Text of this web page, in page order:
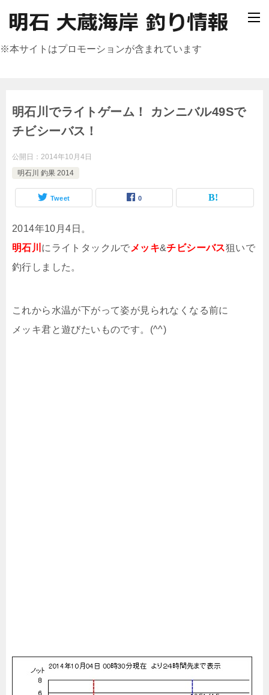
※本サイトはプロモーションが含まれています
明石川でライトゲーム！ カンニバル49Sで
チビシーバス！
公開日： 2014年10月4日
明石川 釣果 2014
Tweet 0
2014年10月4日。
明石川 にライトタックルで メッキ&チビシーバス狙いで
釣行しました。
これから水温が下がって姿が見られなくなる前に
メッキ君と遊びたいものです。(^^)